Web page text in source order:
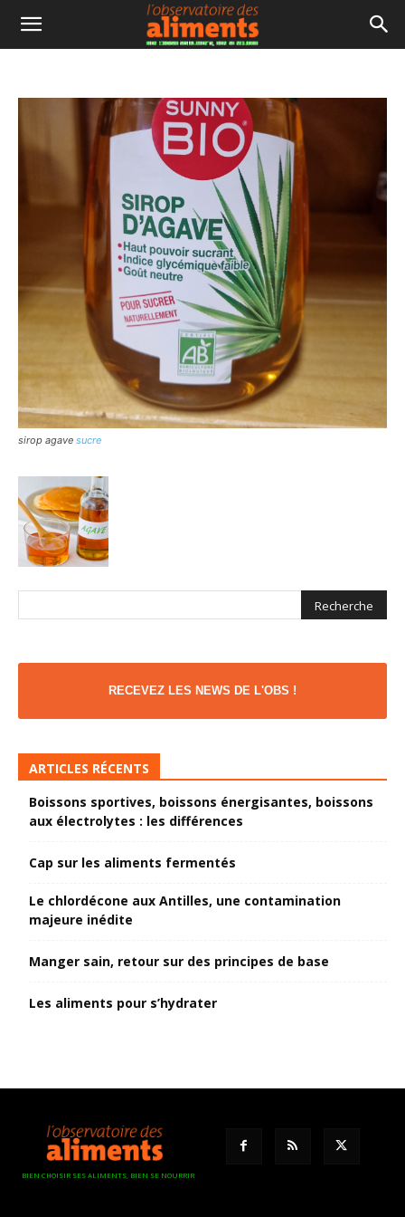
sirop agave sucre
RECEVEZ LES NEWS DE L'OBS !
ARTICLES RÉCENTS
Boissons sportives, boissons énergisantes, boissons
aux électrolytes : les différences
Cap sur les aliments fermentés
Le chlordécone aux Antilles, une contamination
majeure inédite
Manger sain, retour sur des principes de base
Les aliments pour s’hydrater
BIEN CHOISIR SES ALIMENTS, BIEN SE NOURRIR